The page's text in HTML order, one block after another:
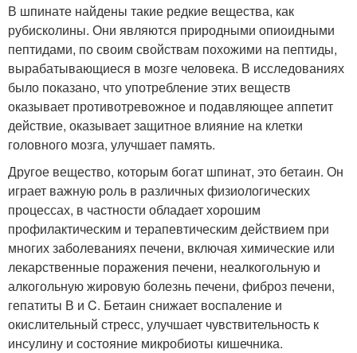
В шпинате найдены такие редкие вещества, как
рубисколины. Они являются природными опиоидными
пептидами, по своим свойствам похожими на пептиды,
вырабатывающиеся в мозге человека. В исследованиях
было показано, что употребление этих веществ
оказывает противотревожное и подавляющее аппетит
действие, оказывает защитное влияние на клетки
головного мозга, улучшает память.
Другое вещество, которым богат шпинат, это бетаин. Он
играет важную роль в различных физиологических
процессах, в частности обладает хорошим
профилактическим и терапевтическим действием при
многих заболеваниях печени, включая химические или
лекарственные поражения печени, неалкогольную и
алкогольную жировую болезнь печени, фиброз печени,
гепатиты В и C. Бетаин снижает воспаление и
окислительный стресс, улучшает чувствительность к
инсулину и состояние микробиоты кишечника.